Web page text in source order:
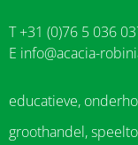
T +31 (0)76 5 036
E info@acacia-
educatieve,
groothandel,